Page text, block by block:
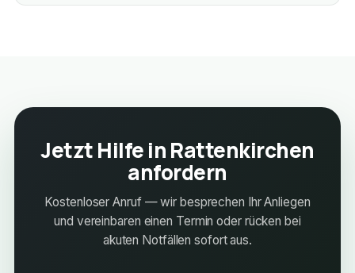
Jetzt Hilfe in Rattenkirchen
anfordern
Kostenloser Anruf — wir besprechen Ihr Anliegen
und vereinbaren einen Termin oder rücken bei
akuten Notfällen sofort aus.